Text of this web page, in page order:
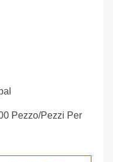
Pezzo/pezzi Per